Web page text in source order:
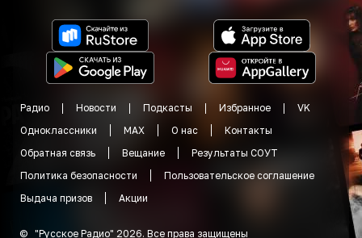
Радио Новости Подкасты Избранное
VK
Одноклассники
MAX О нас
Контакты
Обратная связь
Вещание
Результаты СОУТ
Политика безопасности
Пользовательское соглашение
Выдача призов
Акции
© "Русское Радио" 2026. Все права защищены